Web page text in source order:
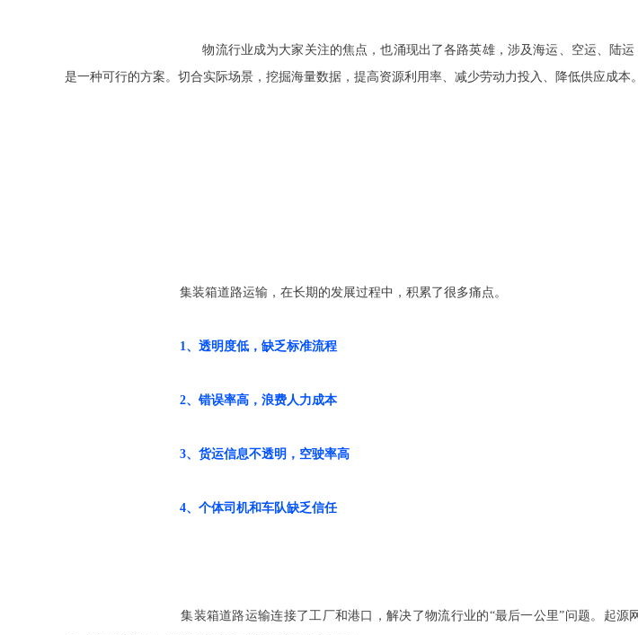
是一种可行的方案。切合实际场景，挖掘海量数据，提高资源利用率、减少劳动力投入、降低供应成本。
				集装箱道路运输，在长期的发展过程中，积累了很多痛点。
1、透明度低，缺乏标准流程
2、错误率高，浪费人力成本
3、货运信息不透明，空驶率高
4、个体司机和车队缺乏信任
				集装箱道路运输连接了工厂和港口，解决了物流行业的“最后一公里”问题。起源网正是整合集装箱市场，将资源融合在一起。集装箱运输具有唯一性，专业要求高，流程复